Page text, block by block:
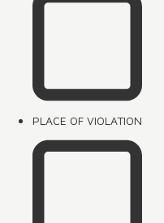
PLACE OF VIOLATION